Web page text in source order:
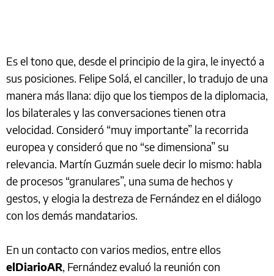
Es el tono que, desde el principio de la gira, le inyectó a
sus posiciones. Felipe Solá, el canciller, lo tradujo de una
manera más llana: dijo que los tiempos de la diplomacia,
los bilaterales y las conversaciones tienen otra
velocidad. Consideró “muy importante” la recorrida
europea y consideró que no “se dimensiona” su
relevancia. Martín Guzmán suele decir lo mismo: habla
de procesos “granulares”, una suma de hechos y
gestos, y elogia la destreza de Fernández en el diálogo
con los demás mandatarios.
En un contacto con varios medios, entre ellos
elDiarioAR, Fernández evaluó la reunión con